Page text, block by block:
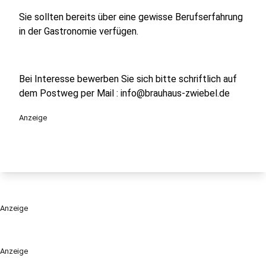
Anzeige
Sie sollten bereits über eine gewisse Berufserfahrung
in der Gastronomie verfügen.
Bei Interesse bewerben Sie sich bitte schriftlich auf
dem Postweg per Mail : info@brauhaus-zwiebel.de
Anzeige
Anzeige